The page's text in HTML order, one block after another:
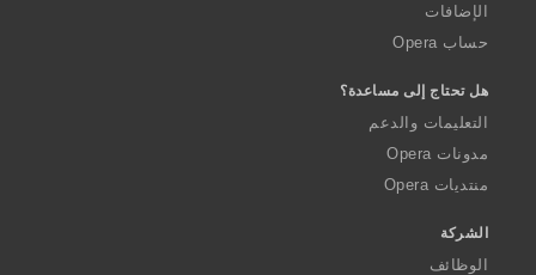
الإضافات
حساب Opera
هل تحتاج إلى مساعدة؟
التعليمات والدعم
مدونات Opera
منتديات Opera
الشركة
الوظائف